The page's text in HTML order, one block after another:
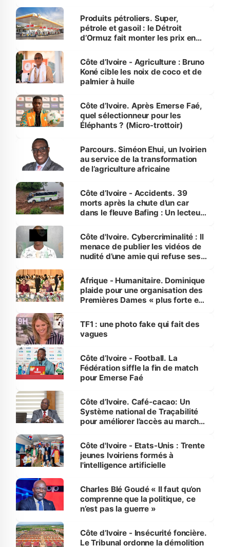
menacées
Produits pétroliers. Super,
pétrole et gasoil : le Détroit
d’Ormuz fait monter les prix en
Côte d’Ivoire - Agriculture : Bruno
Koné cible les noix de coco et de
palmier à huile
Côte d’Ivoire. Après Emerse Faé,
quel sélectionneur pour les
Éléphants ? (Micro-trottoir)
Parcours. Siméon Ehui, un Ivoirien
au service de la transformation
de l’agriculture africaine
Côte d’Ivoire - Accidents. 39
morts après la chute d’un car
dans le fleuve Bafing : Un lecteur
des Transports
Côte d'Ivoire. Cybercriminalité : Il
menace de publier les vidéos de
nudité d’une amie qui refuse ses
Afrique - Humanitaire. Dominique
plaide pour une organisation des
Premières Dames « plus forte et
sur la scène internationale »
TF1 : une photo fake qui fait des
vagues
Côte d’Ivoire - Football. La
Fédération siffle la fin de match
pour Emerse Faé
Côte d’Ivoire. Café-cacao: Un
Système national de Traçabilité
pour améliorer l’accès au marché
Côte d'Ivoire - Etats-Unis : Trente
jeunes Ivoiriens formés à
l'intelligence artificielle
Charles Blé Goudé « Il faut qu’on
comprenne que la politique, ce
n’est pas la guerre »
Côte d’Ivoire - Insécurité foncière.
Le Tribunal ordonne la démolition